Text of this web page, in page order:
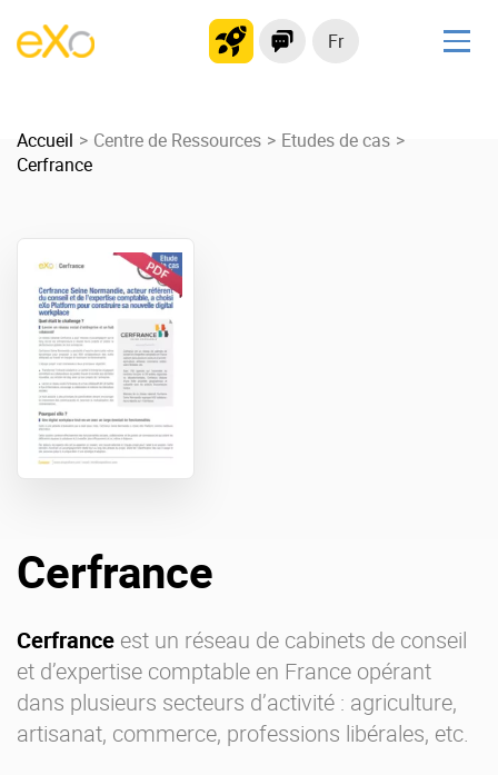
Fr
Plateforme collaborative
Réseau social
Portail d’applications
Produit
La Plateforme
Pourquoi eXo ?
Mobile
A propos d’eXo
Accueil Centre de Ressources
Etudes de cas
Cerfrance
Cerfrance
Cerfrance est un réseau de cabinets de conseil
et d’expertise comptable en France opérant
dans plusieurs secteurs d’activité : agriculture,
artisanat, commerce, professions libérales, etc.